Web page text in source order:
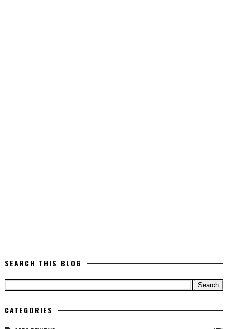
SEARCH THIS BLOG
CATEGORIES